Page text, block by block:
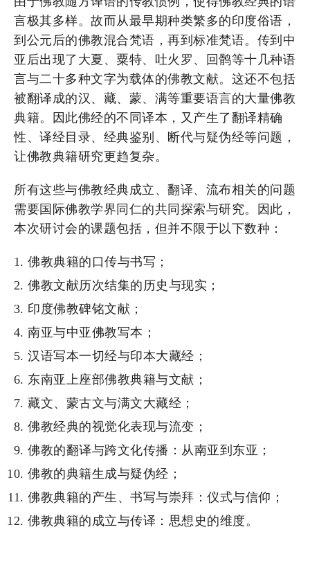
言极其多样。故而从最早期种类繁多的印度俗语，
到公元后的佛教混合梵语，再到标准梵语。传到中
亚后出现了大夏、粟特、吐火罗、回鹘等十几种语
言与二十多种文字为载体的佛教文献。这还不包括
被翻译成的汉、藏、蒙、满等重要语言的大量佛教
典籍。因此佛经的不同译本，又产生了翻译精确
性、译经目录、经典鉴别、断代与疑伪经等问题，
让佛教典籍研究更趋复杂。
所有这些与佛教经典成立、翻译、流布相关的问题
需要国际佛教学界同仁的共同探索与研究。因此，
本次研讨会的课题包括，但并不限于以下数种：
佛教典籍的口传与书写；
佛教文献历次结集的历史与现实；
印度佛教碑铭文献；
南亚与中亚佛教写本；
汉语写本一切经与印本大藏经；
东南亚上座部佛教典籍与文献；
藏文、蒙古文与满文大藏经；
佛教经典的视觉化表现与流变；
佛教的翻译与跨文化传播：从南亚到东亚；
佛教的典籍生成与疑伪经；
佛教典籍的产生、书写与崇拜：仪式与信仰；
佛教典籍的成立与传译：思想史的维度。